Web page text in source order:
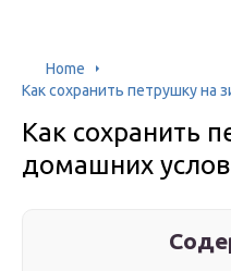
Home
Как сохранить петрушку на
Как сохранить
домашних